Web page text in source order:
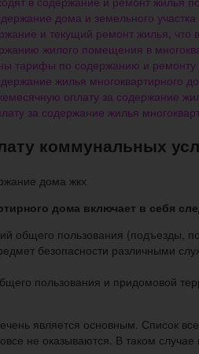
дома и земельного
и текущий ремонт жилья, что
жилого помещения в
тарифы по содержанию и ремонту
жилья многоквартирного
оплату за содержание
за содержание жилья
коммунальных
дома включает в себя
общего пользования (подъезды,
безопасности различными
пользования и придомовой
является основным. Список
не оказываются. В таком